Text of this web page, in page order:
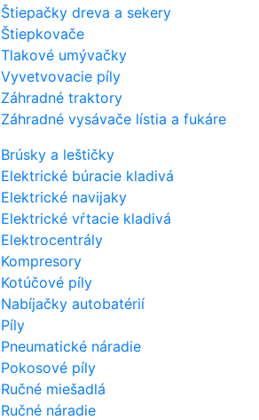
Štiepačky dreva a sekery
Štiepkovače
Tlakové umývačky
Vyvetvovacie píly
Záhradné traktory
Záhradné vysávače lístia a fukáre
Brúsky a leštičky
Elektrické búracie kladivá
Elektrické navijaky
Elektrické vŕtacie kladivá
Elektrocentrály
Kompresory
Kotúčové píly
Nabíjačky autobatérií
Píly
Pneumatické náradie
Pokosové píly
Ručné miešadlá
Ručné náradie